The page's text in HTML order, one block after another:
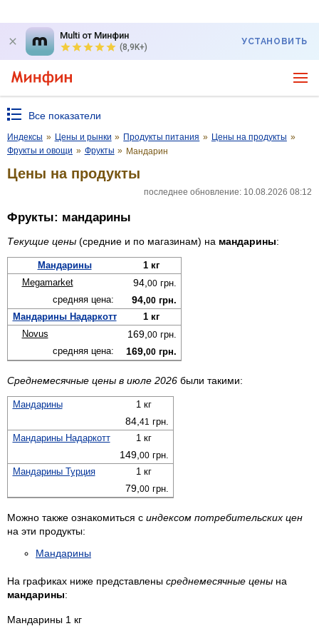
Multi от Минфин
(8,9K+)
УСТАНОВИТЬ
Все показатели
Индексы » Цены и рынки » Продукты питания » Цены на продукты »
Фрукты и овощи » Фрукты » Мандарин
Цены на продукты
последнее обновление: 10.08.2026 08:12
Фрукты: мандарины
Текущие цены (средние и по магазинам) на мандарины:
Мандарины
1 кг
Megamarket
94, 00грн.
средняя цена:
94,00грн.
Мандарины Надаркотт
1 кг
Novus
169, 00грн.
средняя цена:
169,00грн.
Среднемесячные цены в июле 2026 были такими:
Мандарины 1 кг
84, 41 грн.
Мандарины Надаркотт
1 кг
149, 00грн.
Мандарины Турция
1 кг
79, 00грн.
Можно также ознакомиться с индексом потребительских цен
на эти продукты:
Мандарины
На графиках ниже представлены среднемесячные цены на
мандарины:
Мандарины 1 кг